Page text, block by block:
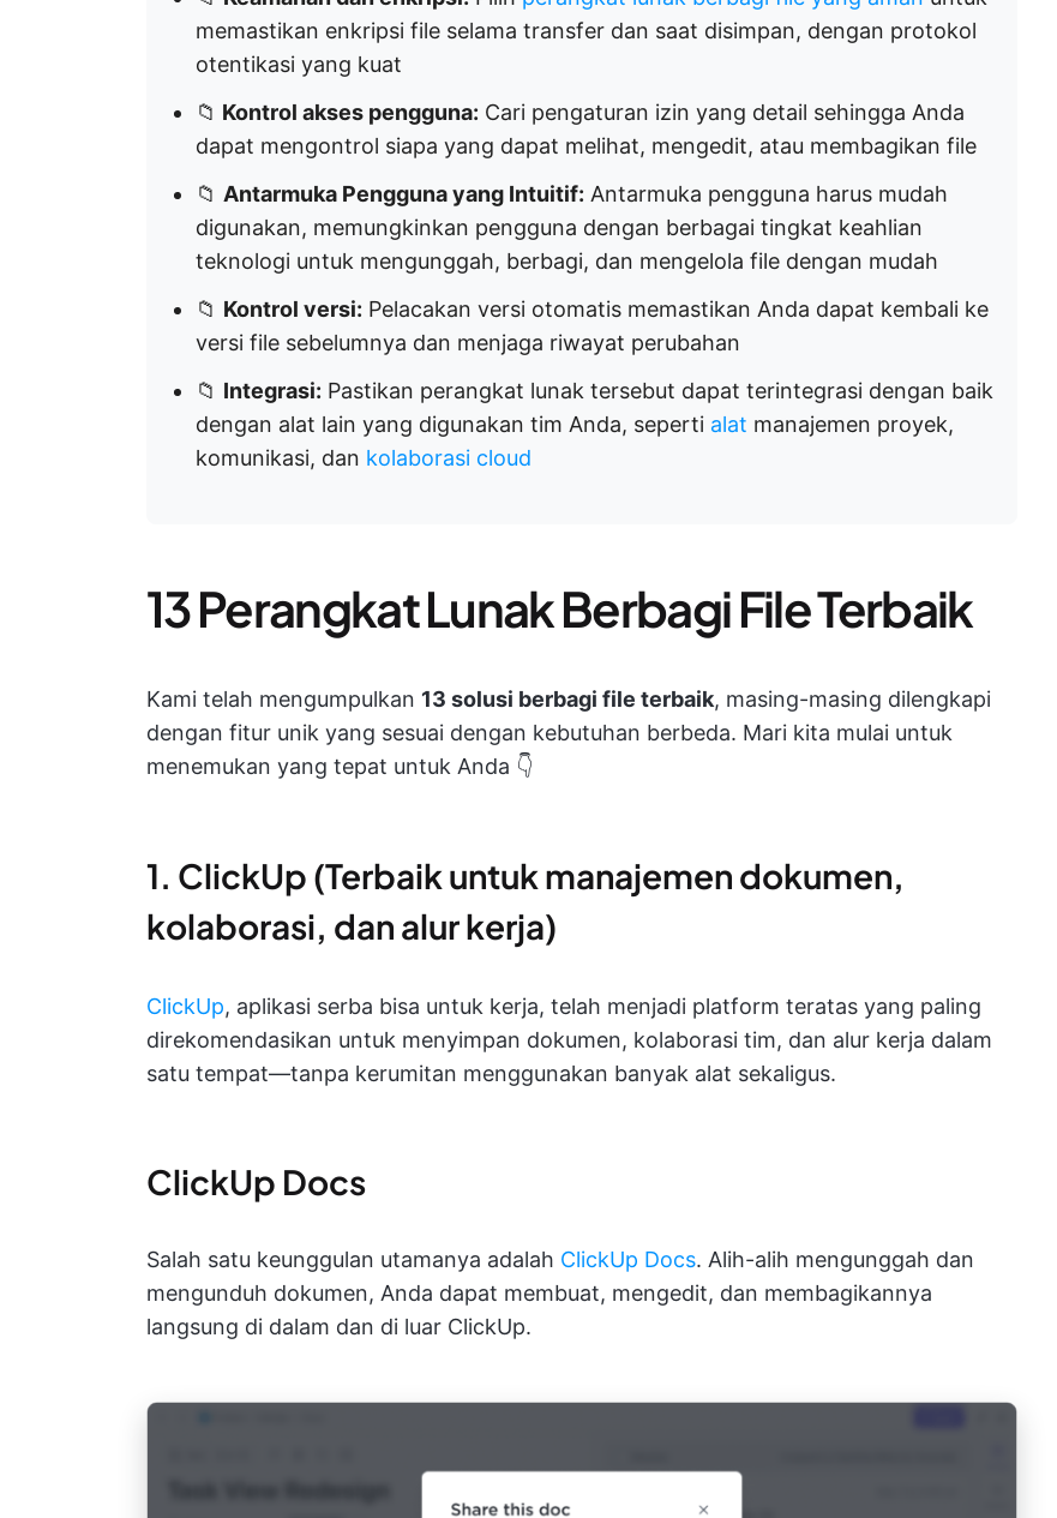
memastikan enkripsi file selama transfer dan saat disimpan, dengan protokol
otentikasi yang kuat
📁 Kontrol akses pengguna: Cari pengaturan izin yang detail sehingga Anda
dapat mengontrol siapa yang dapat melihat, mengedit, atau membagikan file
📁 Antarmuka Pengguna yang Intuitif: Antarmuka pengguna harus mudah
digunakan, memungkinkan pengguna dengan berbagai tingkat keahlian
teknologi untuk mengunggah, berbagi, dan mengelola file dengan mudah
📁 Kontrol versi: Pelacakan versi otomatis memastikan Anda dapat kembali ke
versi file sebelumnya dan menjaga riwayat perubahan
📁 Integrasi: Pastikan perangkat lunak tersebut dapat terintegrasi dengan baik
dengan alat lain yang digunakan tim Anda, seperti alat manajemen proyek,
komunikasi, dan kolaborasi cloud
13 Perangkat Lunak Berbagi File Terbaik
Kami telah mengumpulkan 13 solusi berbagi file terbaik, masing-masing dilengkapi
dengan fitur unik yang sesuai dengan kebutuhan berbeda. Mari kita mulai untuk
menemukan yang tepat untuk Anda 👇
1. ClickUp (Terbaik untuk manajemen dokumen,
kolaborasi, dan alur kerja)
ClickUp, aplikasi serba bisa untuk kerja, telah menjadi platform teratas yang paling
direkomendasikan untuk menyimpan dokumen, kolaborasi tim, dan alur kerja dalam
satu tempat—tanpa kerumitan menggunakan banyak alat sekaligus.
ClickUp Docs
Salah satu keunggulan utamanya adalah ClickUp Docs. Alih-alih mengunggah dan
mengunduh dokumen, Anda dapat membuat, mengedit, dan membagikannya
langsung di dalam dan di luar ClickUp.